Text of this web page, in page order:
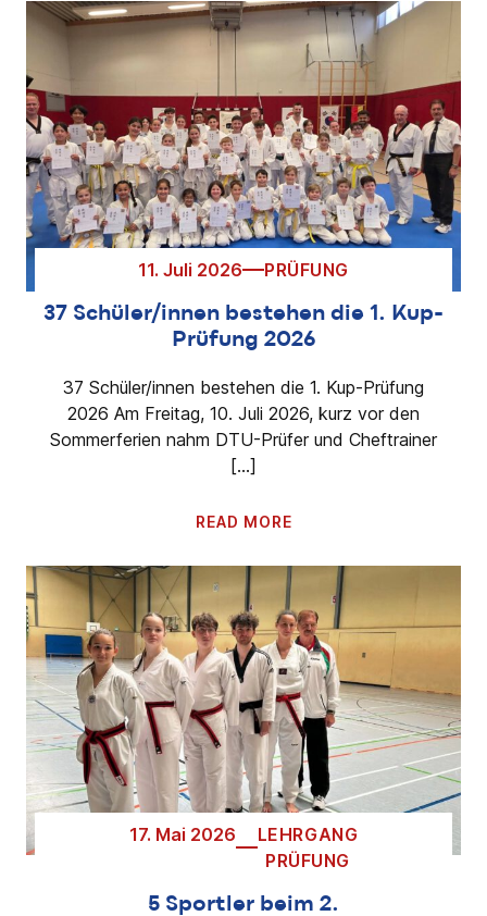
11. Juli 2026 PRÜFUNG
37 Schüler/innen bestehen die 1. Kup-
Prüfung 2026
37 Schüler/innen bestehen die 1. Kup-Prüfung
2026 Am Freitag, 10. Juli 2026, kurz vor den
Sommerferien nahm DTU-Prüfer und Cheftrainer
[…]
READ MORE
17. Mai 2026
LEHRGANG
PRÜFUNG
5 Sportler beim 2.